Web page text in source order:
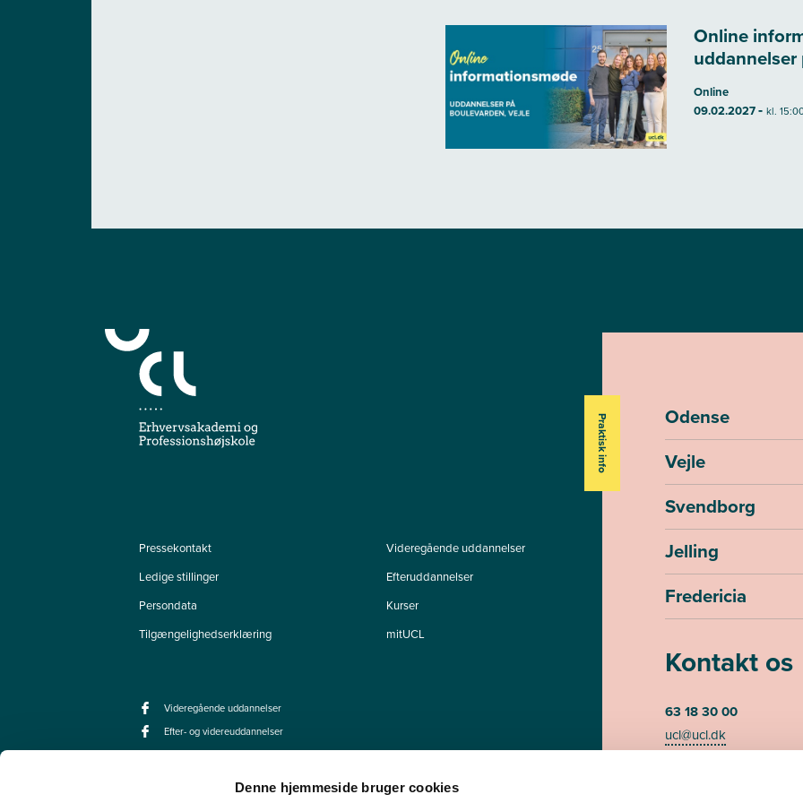
Denne hjemmeside bruger cookies
Online
uddannelser
Online
09.02.2027-kl.
Pressekontakt
Ledige stillinger
Persondata
Tilgængelighedserklæring
Videregående uddannelser
Efteruddannelser
Kurser
mitUCL
Videregående uddannelser
Efter- og videreuddannelser
Praktisk info
Odense
Vejle
Svendborg
Jelling
Fredericia
Kontakt os
63 18 30 00
ucl@ucl.dk